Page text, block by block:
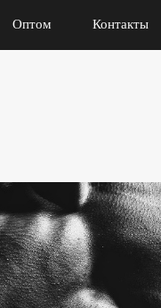
Оптом Контакты